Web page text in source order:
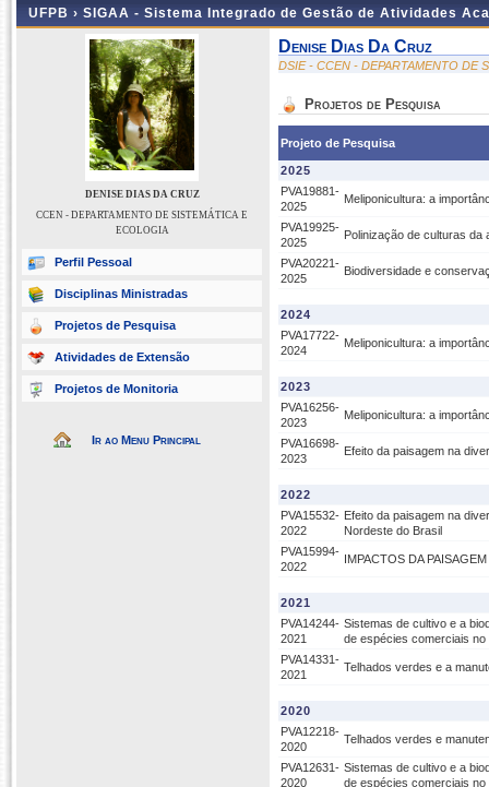
UFPB › SIGAA - Sistema Integrado de Gestão de Atividades
DENISE DIAS DA CRUZ
CCEN - DEPARTAMENTO DE SISTEMÁTICA E
ECOLOGIA
Perfil Pessoal
Disciplinas Ministradas
Projetos de Pesquisa
Atividades de Extensão
Projetos de Monitoria
Ir ao Menu Principal
Denise Dias Da Cruz
DSIE - CCEN - DEPARTAMENTO DE
Projetos de Pesquisa
Projeto de Pesquisa
2025
PVA19881-
2025
Meliponicultura: a
PVA19925-
2025
Polinização de culturas da
PVA20221-
2025
Biodiversidade e
2024
PVA17722-
2024
Meliponicultura: a
2023
PVA16256-
2023
Meliponicultura: a
PVA16698-
2023
Efeito da paisagem na
2022
PVA15532-
2022
Efeito da paisagem na
Nordeste do Brasil
PVA15994-
2022
IMPACTOS DA
2021
PVA14244-
2021
Sistemas de cultivo e a
de espécies comerciais
PVA14331-
2021
Telhados verdes e a
2020
PVA12218-
2020
Telhados verdes e
PVA12631-
2020
Sistemas de cultivo e a
de espécies comerciais